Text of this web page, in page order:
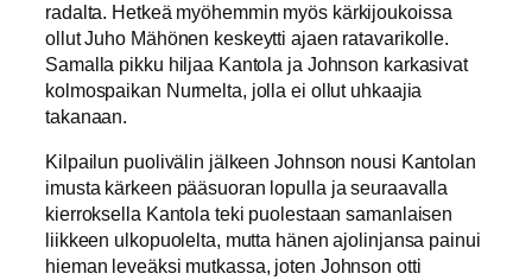
radalta. Hetkeä myöhemmin myös kärkijoukoissa
ollut Juho Mähönen keskeytti ajaen ratavarikolle.
Samalla pikku hiljaa Kantola ja Johnson karkasivat
kolmospaikan Nurmelta, jolla ei ollut uhkaajia
takanaan.
Kilpailun puolivälin jälkeen Johnson nousi Kantolan
imusta kärkeen pääsuoran lopulla ja seuraavalla
kierroksella Kantola teki puolestaan samanlaisen
liikkeen ulkopuolelta, mutta hänen ajolinjansa painui
hieman leveäksi mutkassa, joten Johnson otti